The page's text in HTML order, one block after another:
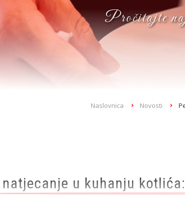
Pročitajte
Naslovnica Novosti
natjecanje u kuhanju